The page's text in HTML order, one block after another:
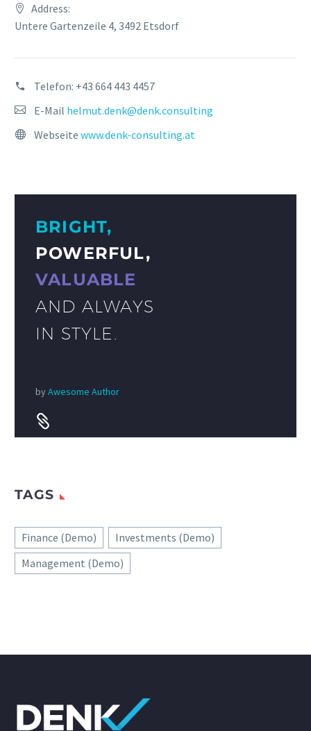
Address:
Untere Gartenzeile 4, 3492 Etsdorf
Telefon: +43 664 443 4457
E-Mail helmut.denk@denk.consulting
Webseite www.denk-consulting.at
BRIGHT,
POWERFUL,
VALUABLE
AND ALWAYS
IN STYLE.
byAwesome Author


TAGS
Finance (Demo)
Investments (Demo)
Management (Demo)